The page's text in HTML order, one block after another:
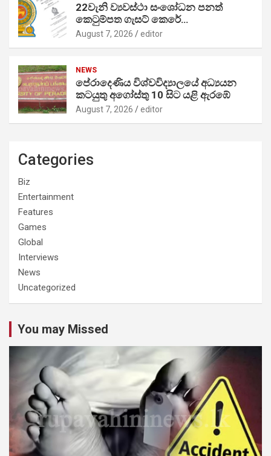
22වැනි ව්‍යවස්ථා සංශෝධන පනත්
කෙටුම්පත ගැසට් කෙරේ…
August 7, 2026 editor
NEWS
පේරාදෙණිය විශ්වවිද්‍යාලයේ අධ්‍යයන
කටයුතු අගෝස්තු 10 සිට යළි ඇරඹේ
August 7, 2026 editor
Categories
Biz
Entertainment
Features
Games
Global
Interviews
News
Uncategorized
You may Missed